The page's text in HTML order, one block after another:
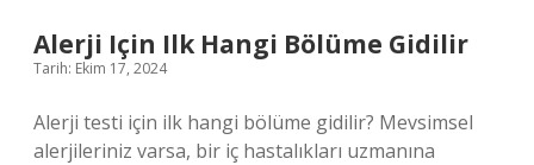
Alerji Için Ilk Hangi Bölüme Gidilir
Tarih: Ekim 17, 2024
Alerji testi için ilk hangi bölüme gidilir? Mevsimsel
alerjileriniz varsa, bir iç hastalıkları uzmanına